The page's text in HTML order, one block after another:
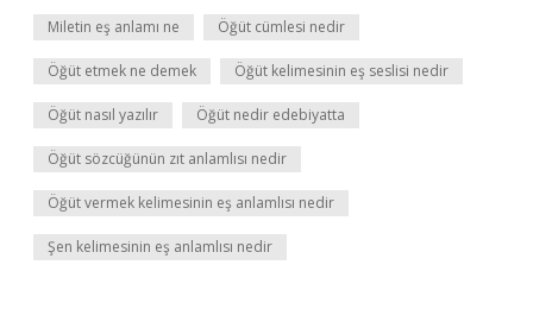
Miletin eş anlamı ne Öğüt cümlesi nedir
Öğüt etmek ne demek Öğüt kelimesinin eş seslisi nedir
Öğüt nasıl yazılır Öğüt nedir edebiyatta
Öğüt sözcüğünün zıt anlamlısı nedir
Öğüt vermek kelimesinin eş anlamlısı nedir
Şen kelimesinin eş anlamlısı nedir